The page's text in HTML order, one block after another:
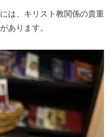
は、キリスト教関係の貴重
あります。